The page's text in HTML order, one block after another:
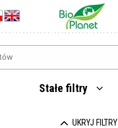
Stałe filtry
UKRYJ FILTRY